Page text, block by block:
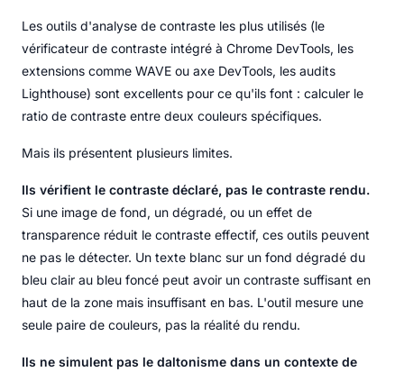
Les outils d'analyse de contraste les plus utilisés (le
vérificateur de contraste intégré à Chrome DevTools, les
extensions comme WAVE ou axe DevTools, les audits
Lighthouse) sont excellents pour ce qu'ils font : calculer le
ratio de contraste entre deux couleurs spécifiques.
Mais ils présentent plusieurs limites.
Ils vérifient le contraste déclaré, pas le contraste rendu.
Si une image de fond, un dégradé, ou un effet de
transparence réduit le contraste effectif, ces outils peuvent
ne pas le détecter. Un texte blanc sur un fond dégradé du
bleu clair au bleu foncé peut avoir un contraste suffisant en
haut de la zone mais insuffisant en bas. L'outil mesure une
seule paire de couleurs, pas la réalité du rendu.
Ils ne simulent pas le daltonisme dans un contexte de